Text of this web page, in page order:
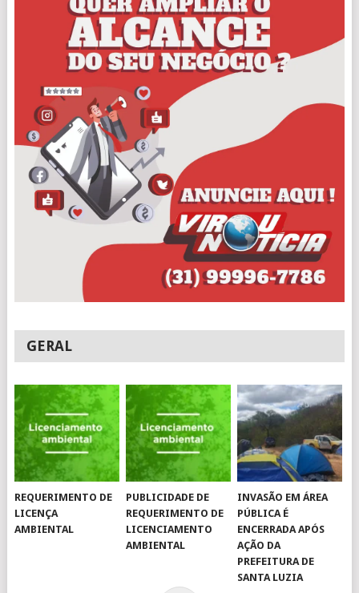
GERAL
REQUERIMENTO DE
LICENÇA
AMBIENTAL
PUBLICIDADE DE
REQUERIMENTO DE
LICENCIAMENTO
AMBIENTAL
INVASÃO EM ÁREA
PÚBLICA É
ENCERRADA APÓS
AÇÃO DA
PREFEITURA DE
SANTA LUZIA